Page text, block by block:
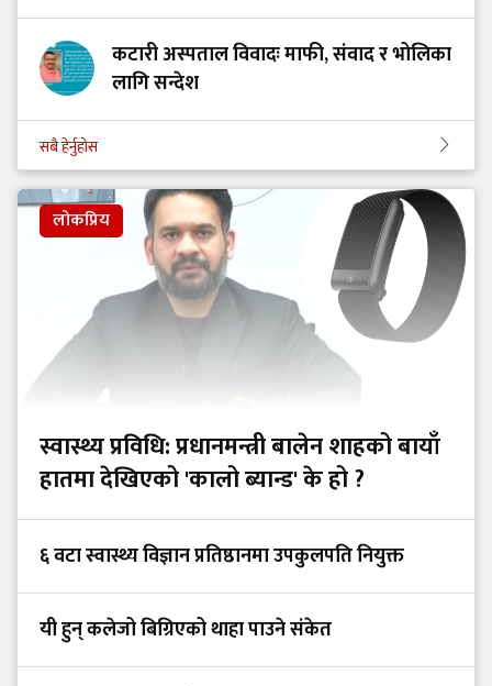
कटारी अस्पताल विवादः माफी, संवाद र भोलिका
लागि सन्देश
सबै हेर्नुहोस
लोकप्रिय
स्वास्थ्य प्रविधि: प्रधानमन्त्री बालेन शाहको बायाँ
हातमा देखिएको 'कालो ब्यान्ड' के हो ?
६ वटा स्वास्थ्य विज्ञान प्रतिष्ठानमा उपकुलपति नियुक्त
यी हुन् कलेजो बिग्रिएको थाहा पाउने संकेत